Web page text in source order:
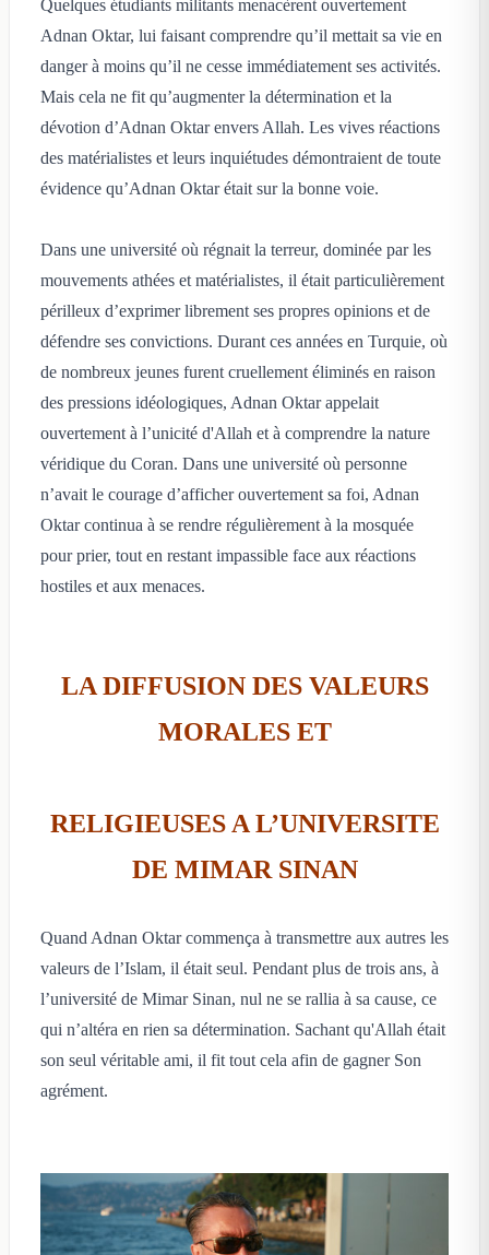
Quelques étudiants militants menacèrent ouvertement
Adnan Oktar, lui faisant comprendre qu’il mettait sa vie en
danger à moins qu’il ne cesse immédiatement ses activités.
Mais cela ne fit qu’augmenter la détermination et la
dévotion d’Adnan Oktar envers Allah. Les vives réactions
des matérialistes et leurs inquiétudes démontraient de toute
évidence qu’Adnan Oktar était sur la bonne voie.
Dans une université où régnait la terreur, dominée par les
mouvements athées et matérialistes, il était particulièrement
périlleux d’exprimer librement ses propres opinions et de
défendre ses convictions. Durant ces années en Turquie, où
de nombreux jeunes furent cruellement éliminés en raison
des pressions idéologiques, Adnan Oktar appelait
ouvertement à l’unicité d'Allah et à comprendre la nature
véridique du Coran. Dans une université où personne
n’avait le courage d’afficher ouvertement sa foi, Adnan
Oktar continua à se rendre régulièrement à la mosquée
pour prier, tout en restant impassible face aux réactions
hostiles et aux menaces.
LA DIFFUSION DES VALEURS
MORALES ET
RELIGIEUSES A L’UNIVERSITE
DE MIMAR SINAN
Quand Adnan Oktar commença à transmettre aux autres les
valeurs de l’Islam, il était seul. Pendant plus de trois ans, à
l’université de Mimar Sinan, nul ne se rallia à sa cause, ce
qui n’altéra en rien sa détermination. Sachant qu'Allah était
son seul véritable ami, il fit tout cela afin de gagner Son
agrément.